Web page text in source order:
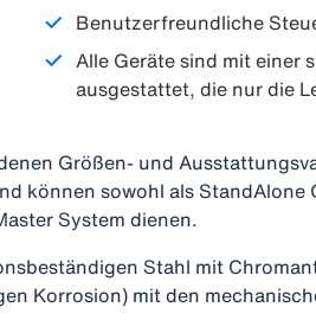
Benutzerfreundliche
Alle Geräte sind mit einer
ausgestattet, die nur die
Größen- und
können sowohl als StandAlone
System dienen.
Stahl mit
Korrosion) mit den